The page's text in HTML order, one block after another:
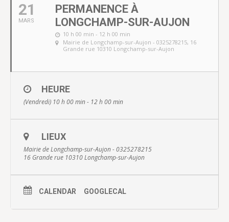
21
MARS
PERMANENCE À
LONGCHAMP-SUR-AUJON
10 h 00 min - 12 h 00 min
Mairie de Longchamp-sur-Aujon - 0325278215, 16
Grande rue 10310 Longchamp-sur-Aujon
HEURE
(Vendredi) 10 h 00 min - 12 h 00 min
LIEUX
Mairie de Longchamp-sur-Aujon - 0325278215
16 Grande rue 10310 Longchamp-sur-Aujon
CALENDAR GOOGLECAL